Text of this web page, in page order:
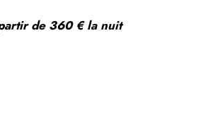
de 360 € la nuit